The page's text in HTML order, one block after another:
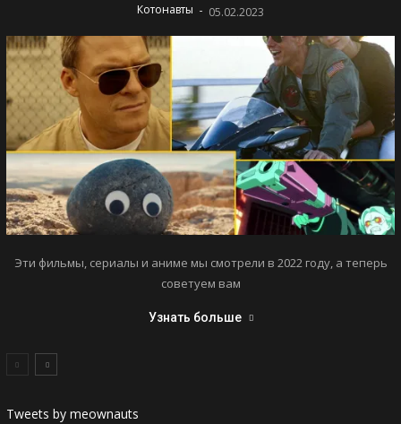
Котонавты - 05.02.2023
Эти фильмы, сериалы и аниме мы смотрели в 2022 году, а теперь
советуем вам
Узнать больше
Tweets by meownauts